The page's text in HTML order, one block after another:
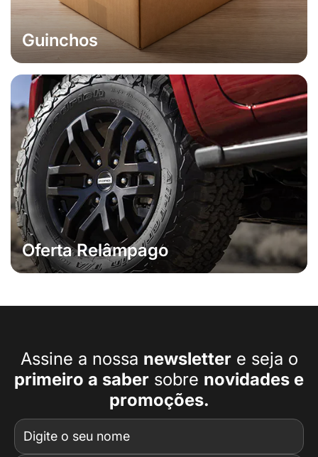
Guinchos
Oferta Relâmpago
Assine a nossa newslettere seja o
primeiro a saber sobre novidades e
promoções.